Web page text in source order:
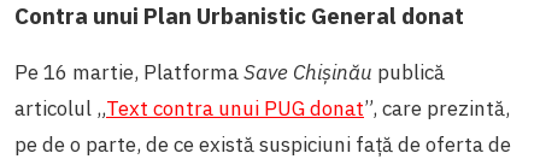
Contra unui Plan Urbanistic General donat
Pe 16 martie, PlatformaSave Chișinău publică
articolul „Text contra unui PUG donat”, care prezintă,
pe de o parte, de ce există suspiciuni față de oferta de